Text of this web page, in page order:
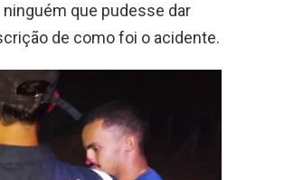
que pudesse dar
de como foi o acidente.